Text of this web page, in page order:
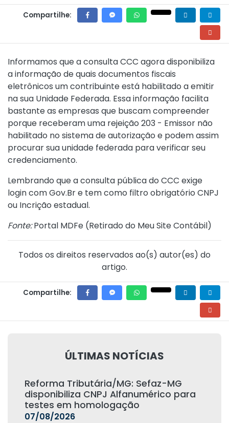
Compartilhe:
Informamos que a consulta CCC agora disponibiliza
a informação de quais documentos fiscais
eletrônicos um contribuinte está habilitado a emitir
na sua Unidade Federada. Essa informação facilita
bastante as empresas que buscam compreender
porque receberam uma rejeição 203 - Emissor não
habilitado no sistema de autorização e podem assim
procurar sua unidade federada para verificar seu
credenciamento.
Lembrando que a consulta pública do CCC exige
login com Gov.Br e tem como filtro obrigatório CNPJ
ou Incrição estadual.
Fonte:Portal MDFe (Retirado do Meu Site Contábil)
Todos os direitos reservados ao(s) autor(es) do
artigo.
Compartilhe:
ÚLTIMAS NOTÍCIAS
Reforma Tributária/MG: Sefaz-MG
disponibiliza CNPJ Alfanumérico para
testes em homologação
07/08/2026